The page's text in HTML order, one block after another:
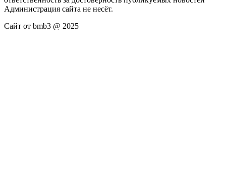
Администрация сайта не несёт.
Сайт от bmb3 @ 2025